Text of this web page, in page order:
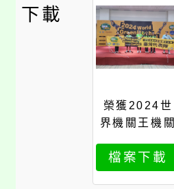
下載
榮獲2024世
界機關王機關
世界銀牌1
檔案下載